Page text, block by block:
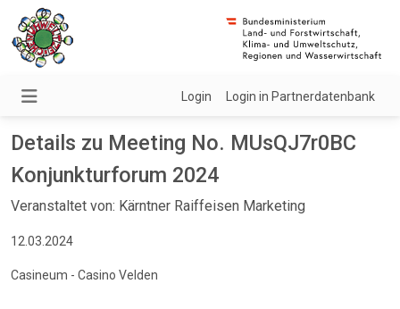
Login Login in Partnerdatenbank
Details zu Meeting No. MUsQJ7r0BC
Konjunkturforum 2024
Veranstaltet von: Kärntner Raiffeisen Marketing
12.03.2024
Casineum - Casino Velden